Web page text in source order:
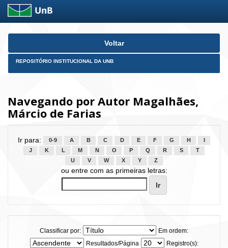
Skip
Voltar
REPOSITÓRIO INSTITUCIONAL DA UNB
Navegando por Autor Magalhães,
Márcio de Farias
Ir para: 0-9 A B C D E F G H
J
K L M N O P Q R S
T
U
V W X Y Z
ou entre com as primeiras letras:
Classificar por:
Em ordem:
Resultados/Página
Registro(s):